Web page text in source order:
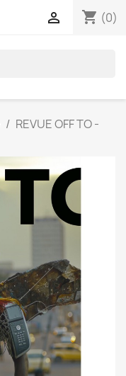
shopping_cart (0)

REVUE OFF TO -